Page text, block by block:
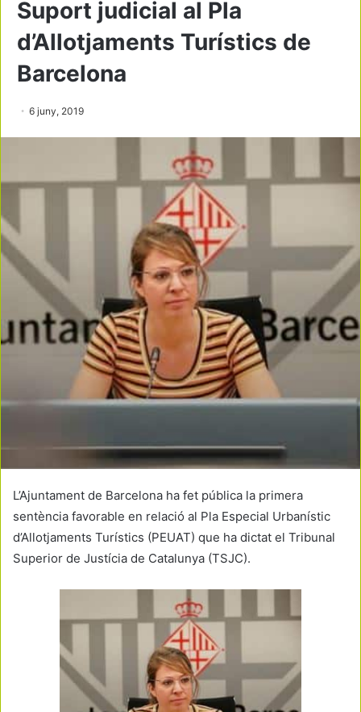
Suport judicial al Pla
d’Allotjaments Turístics de
Barcelona
6 juny, 2019
L’Ajuntament de Barcelona ha fet pública la primera
sentència favorable en relació al Pla Especial Urbanístic
d’Allotjaments Turístics (PEUAT) que ha dictat el Tribunal
Superior de Justícia de Catalunya (TSJC).